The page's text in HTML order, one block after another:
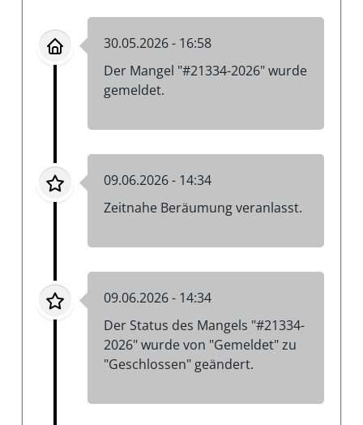
30.05.2026 - 16:58
Der Mangel "#21334-2026" wurde
gemeldet.
09.06.2026 - 14:34
Zeitnahe Beräumung veranlasst.
09.06.2026 - 14:34
Der Status des Mangels "#21334-
2026" wurde von "Gemeldet" zu
"Geschlossen" geändert.